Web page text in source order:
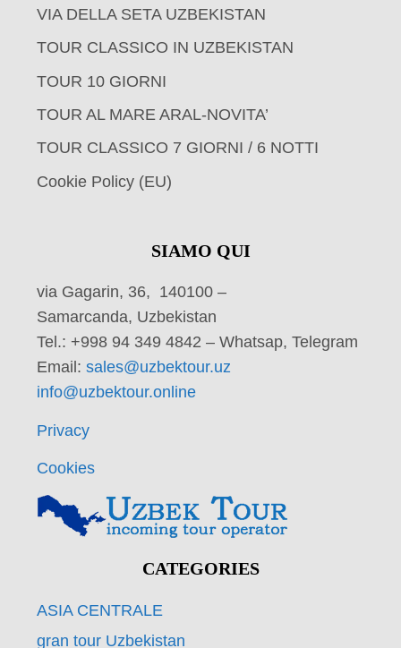
VIA DELLA SETA UZBEKISTAN
TOUR CLASSICO IN UZBEKISTAN
TOUR 10 GIORNI
TOUR AL MARE ARAL-NOVITA’
TOUR CLASSICO 7 GIORNI / 6 NOTTI
Cookie Policy (EU)
SIAMO QUI
via Gagarin, 36, 140100 –
Samarcanda, Uzbekistan
Tel.: +998 94 349 4842 – Whatsap, Telegram
Email: sales@uzbektour.uz
info@uzbektour.online
Privacy
Cookies
CATEGORIES
ASIA CENTRALE
gran tour Uzbekistan